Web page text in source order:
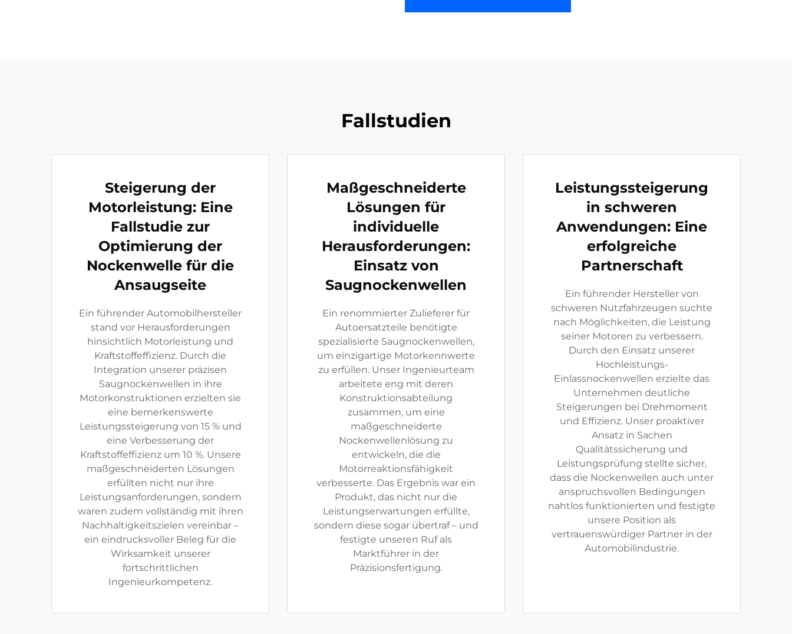
Fallstudien
Steigerung der
Motorleistung: Eine
Fallstudie zur
Optimierung der
Nockenwelle für die
Ansaugseite
Ein führender Automobilhersteller
stand vor Herausforderungen
hinsichtlich Motorleistung und
Kraftstoffeffizienz. Durch die
Integration unserer präzisen
Saugnockenwellen in ihre
Motorkonstruktionen erzielten sie
eine bemerkenswerte
Leistungssteigerung von 15 % und
eine Verbesserung der
Kraftstoffeffizienz um 10 %. Unsere
maßgeschneiderten Lösungen
erfüllten nicht nur ihre
Leistungsanforderungen, sondern
waren zudem vollständig mit ihren
Nachhaltigkeitszielen vereinbar –
ein eindrucksvoller Beleg für die
Wirksamkeit unserer
fortschrittlichen
Ingenieurkompetenz.
Maßgeschneiderte
Lösungen für
individuelle
Herausforderungen:
Einsatz von
Saugnockenwellen
Ein renommierter Zulieferer für
Autoersatzteile benötigte
spezialisierte Saugnockenwellen,
um einzigartige Motorkennwerte
zu erfüllen. Unser Ingenieurteam
arbeitete eng mit deren
Konstruktionsabteilung
zusammen, um eine
maßgeschneiderte
Nockenwellenlösung zu
entwickeln, die die
Motorreaktionsfähigkeit
verbesserte. Das Ergebnis war ein
Produkt, das nicht nur die
Leistungserwartungen erfüllte,
sondern diese sogar übertraf – und
festigte unseren Ruf als
Marktführer in der
Präzisionsfertigung.
Leistungssteigerung
in schweren
Anwendungen: Eine
erfolgreiche
Partnerschaft
Ein führender Hersteller von
schweren Nutzfahrzeugen suchte
nach Möglichkeiten, die Leistung
seiner Motoren zu verbessern.
Durch den Einsatz unserer
Hochleistungs-
Einlassnockenwellen erzielte das
Unternehmen deutliche
Steigerungen bei Drehmoment
und Effizienz. Unser proaktiver
Ansatz in Sachen
Qualitätssicherung und
Leistungsprüfung stellte sicher,
dass die Nockenwellen auch unter
anspruchsvollen Bedingungen
nahtlos funktionierten und festigte
unsere Position als
vertrauenswürdiger Partner in der
Automobilindustrie.